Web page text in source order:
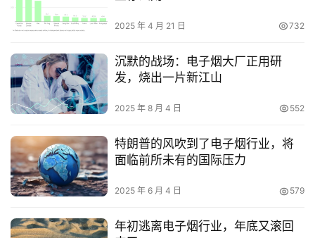
2025 年 4 月 21 日 732
沉默的战场：电子烟大厂正用研
发，烧出一片新江山
2025 年 8 月 4 日 552
特朗普的风吹到了电子烟行业，将
面临前所未有的国际压力
2025 年 6 月 4 日 579
年初逃离电子烟行业，年底又滚回